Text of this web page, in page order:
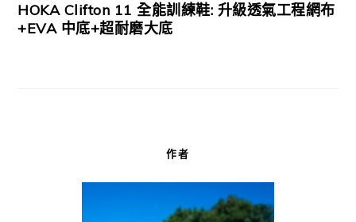
HOKA Clifton 11 全能訓練鞋: 升級透氣工程網布
+EVA 中底+超耐磨大底
作者